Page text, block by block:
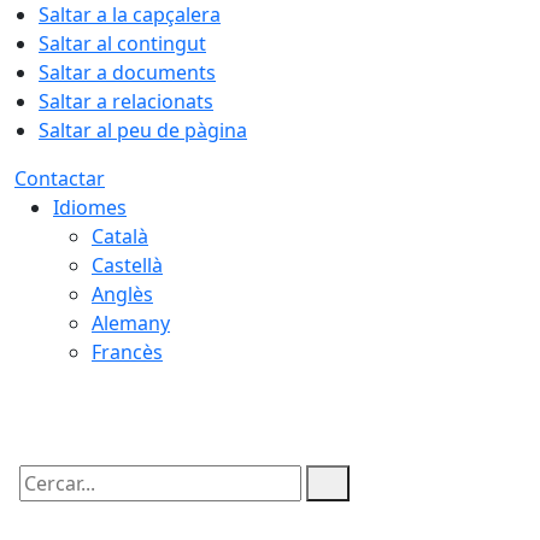
Saltar a la capçalera
Saltar al contingut
Saltar a documents
Saltar a relacionats
Saltar al peu de pàgina
Contactar
Idiomes
Català
Castellà
Anglès
Alemany
Francès
Cercar: